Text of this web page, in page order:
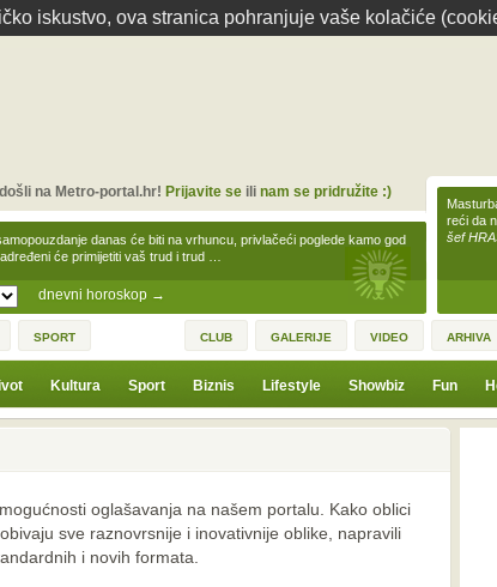
iskustvo, ova stranica pohranjuje vaše kolačiće
dnevni horoskop →
danas će biti na vrhuncu, privlačeći poglede kamo god
će primijetiti vaš trud i trud …
na Metro-portal.hr! Prijavite seili nam se pridružite :)
reći da
šef
SPORT CLUB GALERIJE VIDEO ARHIVA
Kultura Sport Biznis Lifestyle Showbiz Fun
oglašavanja na našem portalu. Kako oblici
sve raznovrsnije i inovativnije oblike, napravili
i novih formata.